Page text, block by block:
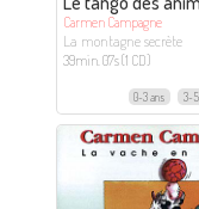
Carmen Campagne
La montagne secrète
39min. 07s (1 CD)
0-3 ans 3-